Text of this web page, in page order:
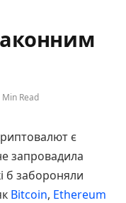
Min Read
є
запровадила
б забороняли
Bitcoin, Ethereum